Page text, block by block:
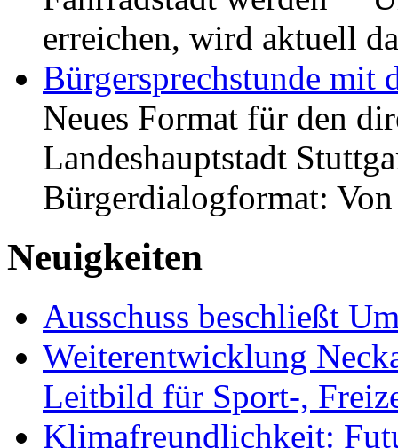
erreichen, wird aktuell
Bürgersprechstunde mit
Neues Format für den
Landeshauptstadt
Bürgerdialogformat:
Neuigkeiten
Ausschuss beschließt
Weiterentwicklung
Leitbild für Sport-,
Klimafreundlichkeit: